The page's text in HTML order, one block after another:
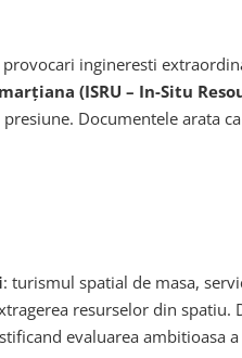
ingineresti
(ISRU – In-Situ
Documentele arata
: turismul spatial de masa,
resurselor din spatiu.
evaluarea ambitioasa